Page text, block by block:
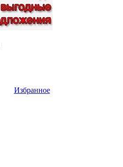
Избранное